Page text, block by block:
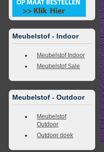
Meubelstof - Indoor
Meubelstof Indoor
Meubelstof Sale
Meubelstof - Outdoor
Meubelstof
Outdoor
Outdoor doek